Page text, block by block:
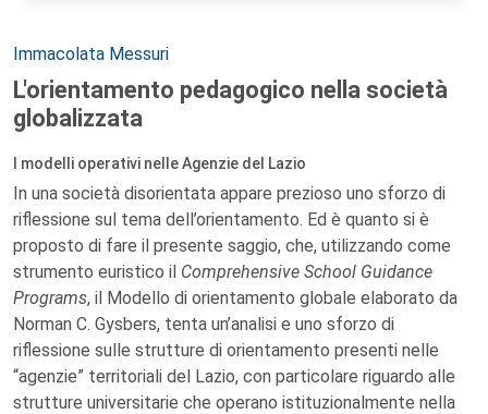
Autori:
Immacolata Messuri
L'orientamento pedagogico nella società
globalizzata
I modelli operativi nelle Agenzie del Lazio
In una società disorientata appare prezioso uno sforzo di
riflessione sul tema dell’orientamento. Ed è quanto si è
proposto di fare il presente saggio, che, utilizzando come
strumento euristico il Comprehensive School Guidance
Programs, il Modello di orientamento globale elaborato da
Norman C. Gysbers, tenta un’analisi e uno sforzo di
riflessione sulle strutture di orientamento presenti nelle
“agenzie” territoriali del Lazio, con particolare riguardo alle
strutture universitarie che operano istituzionalmente nella